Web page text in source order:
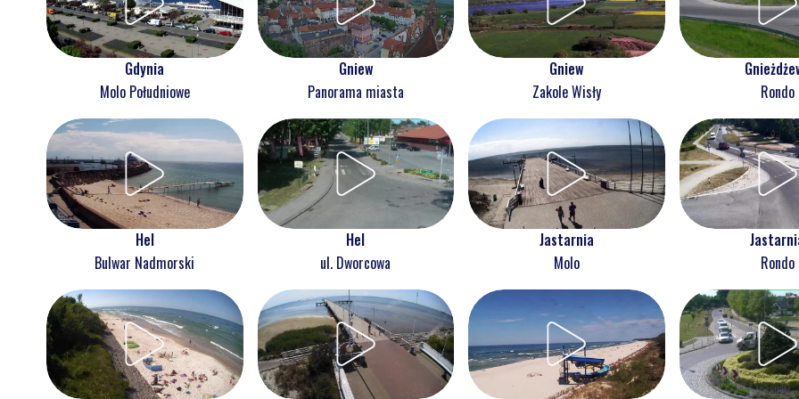
Gdynia
Molo Południowe
Gniew
Panorama miasta
Gniew
Zakole Wisły
Rondo
Hel
Bulwar Nadmorski
Hel
ul. Dworcowa
Jastarnia
Molo
Rondo